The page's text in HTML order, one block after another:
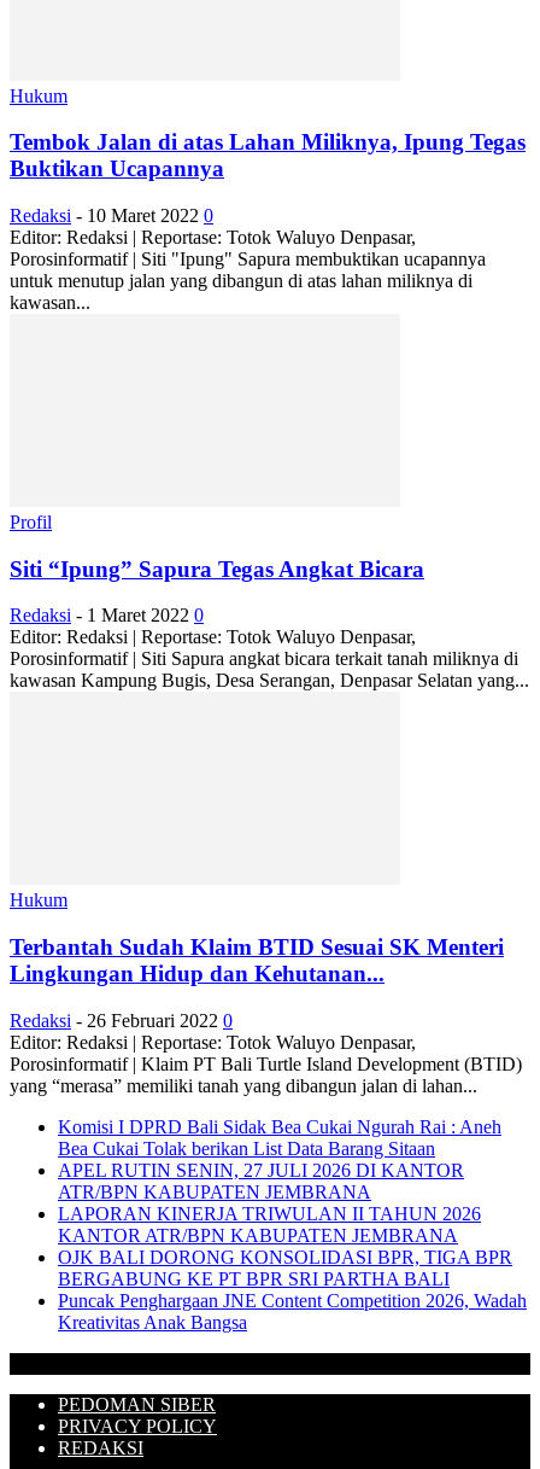
Hukum
Tembok Jalan di atas Lahan Miliknya, Ipung Tegas
Buktikan Ucapannya
Redaksi - 10 Maret 2022 0
Editor: Redaksi | Reportase: Totok Waluyo Denpasar,
Porosinformatif | Siti "Ipung" Sapura membuktikan ucapannya
untuk menutup jalan yang dibangun di atas lahan miliknya di
kawasan...
Profil
Siti “Ipung” Sapura Tegas Angkat Bicara
Redaksi - 1 Maret 2022 0
Editor: Redaksi | Reportase: Totok Waluyo Denpasar,
Porosinformatif | Siti Sapura angkat bicara terkait tanah miliknya di
kawasan Kampung Bugis, Desa Serangan, Denpasar Selatan yang...
Hukum
Terbantah Sudah Klaim BTID Sesuai SK Menteri
Lingkungan Hidup dan Kehutanan...
Redaksi - 26 Februari 2022 0
Editor: Redaksi | Reportase: Totok Waluyo Denpasar,
Porosinformatif | Klaim PT Bali Turtle Island Development (BTID)
yang “merasa” memiliki tanah yang dibangun jalan di lahan...
Komisi I DPRD Bali Sidak Bea Cukai Ngurah Rai : Aneh
Bea Cukai Tolak berikan List Data Barang Sitaan
APEL RUTIN SENIN, 27 JULI 2026 DI KANTOR
ATR/BPN KABUPATEN JEMBRANA
LAPORAN KINERJA TRIWULAN II TAHUN 2026
KANTOR ATR/BPN KABUPATEN JEMBRANA
OJK BALI DORONG KONSOLIDASI BPR, TIGA BPR
BERGABUNG KE PT BPR SRI PARTHA BALI
Puncak Penghargaan JNE Content Competition 2026, Wadah
Kreativitas Anak Bangsa
PEDOMAN SIBER
PRIVACY POLICY
REDAKSI